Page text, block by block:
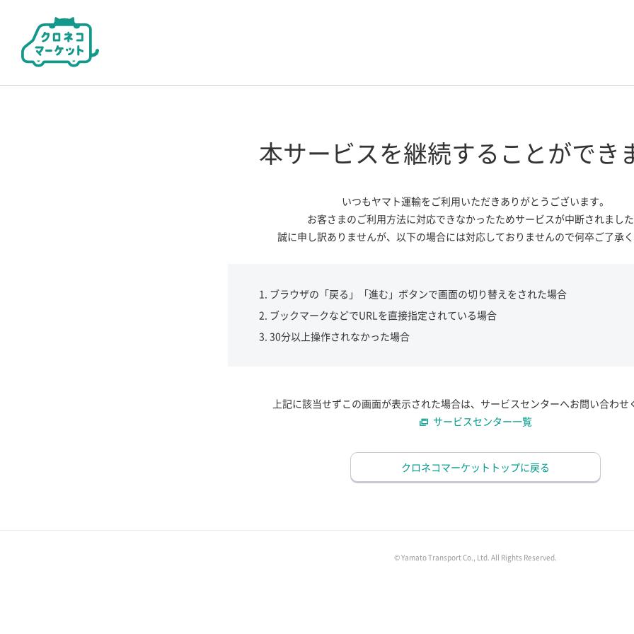
本サービスを継続する ことができ
いつもヤマト運輸をご利用いただきありがとうございます。
お客さまのご利用方法に対応できなかったためサービスが中断されました
誠に申し訳ありませんが、 以下の場合には対応しておりませんので何卒ご了承く
ブラウザの「戻る」「進む」ボタンで画面の切り替えをされた場合
ブックマークなどでURLを直接指定されている場合
30分以上操作されなかった場合
上記に該当せずこの画面が表示された場合は、サービスセンターへお問い合わせ
サービスセンター一覧
クロネコマーケットトップに戻る
© Yamato Transport Co., Ltd. All Rights Reserved.